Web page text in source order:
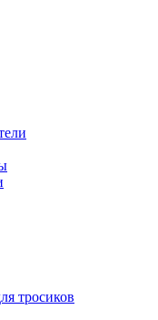
тросиков